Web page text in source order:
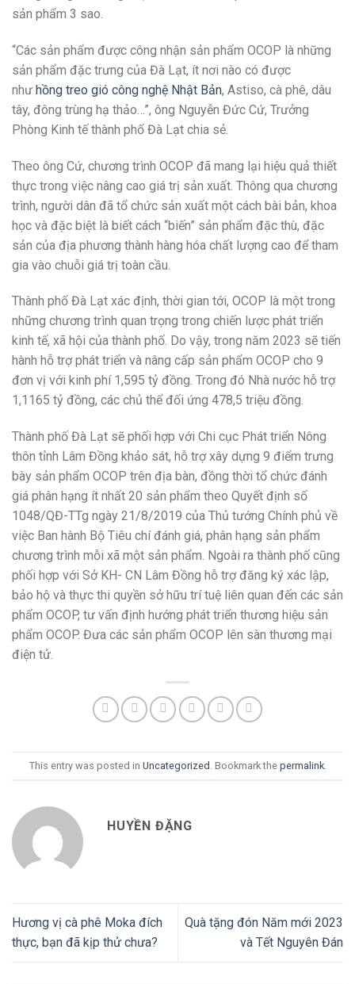
sản phẩm 3 sao.
“Các sản phẩm được công nhận sản phẩm OCOP là những
sản phẩm đặc trưng của Đà Lạt, ít nơi nào có được
như hồng treo gió công nghệ Nhật Bản, Astiso, cà phê, dâu
tây, đông trùng hạ thảo…”, ông Nguyễn Đức Cứ, Trưởng
Phòng Kinh tế thành phố Đà Lạt chia sẻ.
Theo ông Cứ, chương trình OCOP đã mang lại hiệu quả thiết
thực trong việc nâng cao giá trị sản xuất. Thông qua chương
trình, người dân đã tổ chức sản xuất một cách bài bản, khoa
học và đặc biệt là biết cách “biến” sản phẩm đặc thù, đặc
sản của địa phương thành hàng hóa chất lượng cao để tham
gia vào chuỗi giá trị toàn cầu.
Thành phố Đà Lạt xác định, thời gian tới, OCOP là một trong
những chương trình quan trọng trong chiến lược phát triển
kinh tế, xã hội của thành phố. Do vậy, trong năm 2023 sẽ tiến
hành hỗ trợ phát triển và nâng cấp sản phẩm OCOP cho 9
đơn vị với kinh phí 1,595 tỷ đồng. Trong đó Nhà nước hỗ trợ
1,1165 tỷ đồng, các chủ thể đối ứng 478,5 triệu đồng.
Thành phố Đà Lạt sẽ phối hợp với Chi cục Phát triển Nông
thôn tỉnh Lâm Đồng khảo sát, hỗ trợ xây dựng 9 điểm trưng
bày sản phẩm OCOP trên địa bàn, đồng thời tổ chức đánh
giá phân hạng ít nhất 20 sản phẩm theo Quyết định số
1048/QĐ-TTg ngày 21/8/2019 của Thủ tướng Chính phủ về
việc Ban hành Bộ Tiêu chí đánh giá, phân hạng sản phẩm
chương trình mỗi xã một sản phẩm. Ngoài ra thành phố cũng
phối hợp với Sở KH- CN Lâm Đồng hỗ trợ đăng ký xác lập,
bảo hộ và thực thi quyền sở hữu trí tuệ liên quan đến các sản
phẩm OCOP, tư vấn định hướng phát triển thương hiệu sản
phẩm OCOP. Đưa các sản phẩm OCOP lên sàn thương mại
điện tử.
This entry was posted in Uncategorized . Bookmark the permalink.
HUYỀN ĐẶNG
Hương vị cà phê Moka đích
thực, bạn đã kịp thử chưa?
Quà tặng đón Năm mới 2023
và Tết Nguyên Đán